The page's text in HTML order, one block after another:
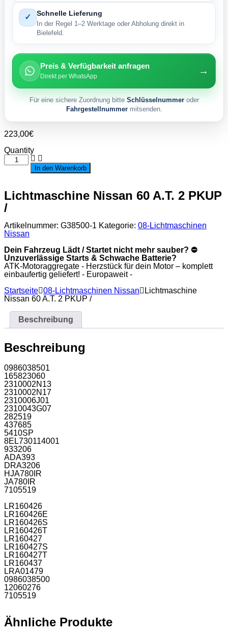
✓ Schnelle Lieferung
In der Regel 1–2 Werktage oder Abholung direkt in
Bielefeld.
Preis & Verfügbarkeit anfragen
Direkt per WhatsApp →
Für eine sichere Zuordnung bitte Schlüsselnummeroder
Fahrgestellnummermitsenden.
223,00€
Quantity
Lichtmaschine
Nissan
2
PKUP
/
Menge
In den Warenkorb
Lichtmaschine Nissan 60 A.T. 2 PKUP
/
Artikelnummer: G38500-1 Kategorie: 08-Lichtmaschinen
Nissan
Dein Fahrzeug Lädt / Startet nicht mehr sauber? ⛔
Unzuverlässige Starts & Schwache Batterie?
ATK-Motoraggregate - Herzstück für dein Motor – komplett
einbaufertig geliefert! - Europaweit -
Startseite 08-Lichtmaschinen Nissan
Lichtmaschine
Nissan 60 A.T. 2 PKUP /
Beschreibung
Beschreibung
0986038501
165823060
2310002N13
2310002N17
2310006J01
2310043G07
282519
437685
5410SP
8EL730114001
933206
ADA393
DRA3206
HJA780IR
JA780IR
7105519
LR160426
LR160426E
LR160426S
LR160426T
LR160427
LR160427S
LR160427T
LR160437
LRA01479
0986038500
12060276
7105519
Ähnliche Produkte